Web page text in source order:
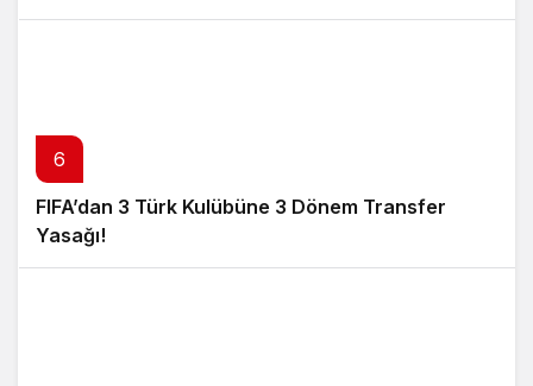
6
FIFA’dan 3 Türk Kulübüne 3 Dönem Transfer
Yasağı!